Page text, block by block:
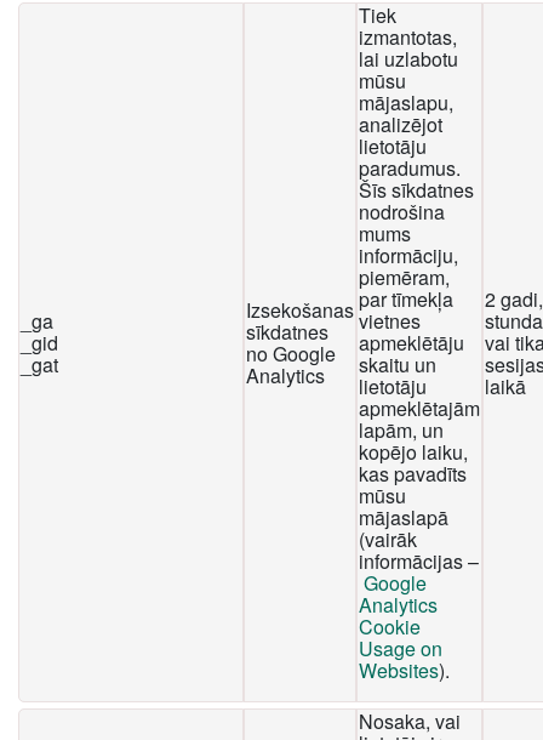
_ga
_gid
_gat
Izsekošanas
sīkdatnes
no Google
Analytics
Tiek
izmantotas,
lai uzlabotu
mūsu
mājaslapu,
analizējot
lietotāju
paradumus.
Šīs sīkdatnes
nodrošina
mums
informāciju,
piemēram,
par tīmekļa
vietnes
apmeklētāju
skaitu un
lietotāju
apmeklētajām
lapām, un
kopējo laiku,
kas pavadīts
mūsu
mājaslapā
(vairāk
informācijas –
Google
Analytics
Cookie
Usage on
Websites).
2
vai
laikā
Nosaka, vai